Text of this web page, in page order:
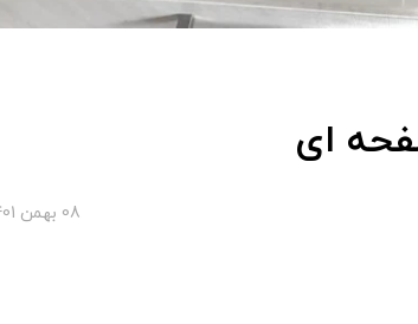
ای
08 بهمن 1401